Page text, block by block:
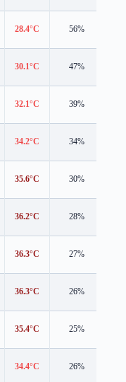
28.4°C 56%
30.1°C 47%
32.1°C 39%
34.2°C 34%
35.6°C 30%
36.2°C 28%
36.3°C 27%
36.3°C 26%
35.4°C 25%
34.4°C 26%